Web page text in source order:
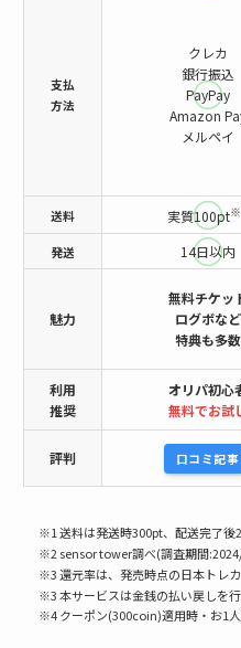
支払
方法
クレカ
銀行振込
PayPay
Amazon
メルペイ
送料 実質100pt
発送 14日以内
魅力
無料チケッ
ログボなど
特典も多数
利用
推奨
オリパ初心
無料でお試
評判 口コミ記事
※1 送料は発送時300pt、配送完了後
※2 sensor tower調べ(調査期間
※3 還元率は、発売時点の日本トレ
※3 本サービスは金銭の払い戻しを
※4 クーポン(300coin)適用時・お1